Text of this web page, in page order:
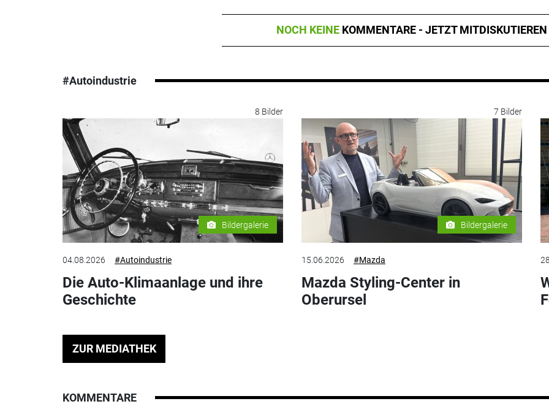
NOCH KEINE KOMMENTARE - JETZT MITDISKUTIEREN
#Autoindustrie
8 Bilder
Bildergalerie
04.08.2026 #Autoindustrie
Die Auto-Klimaanlage und ihre
Geschichte
7 Bilder
Bildergalerie
15.06.2026 #Mazda
Mazda Styling-Center in
Oberursel
ZUR MEDIATHEK
KOMMENTARE